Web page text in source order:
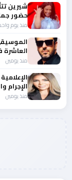
شيرين
حضور
منذ يوم
العاشرة
منذ يومين
الإجرام
منذ يومين